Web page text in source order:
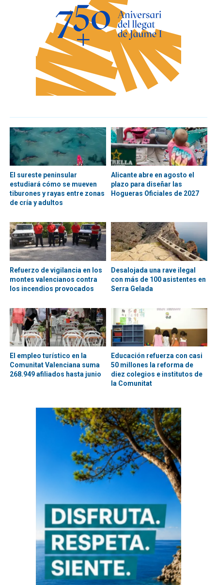
El sureste peninsular
estudiará cómo se mueven
tiburones y rayas entre zonas
de cría y adultos
Alicante abre en agosto el
plazo para diseñar las
Hogueras Oficiales de 2027
Refuerzo de vigilancia en los
montes valencianos contra
los incendios provocados
Desalojada una rave ilegal
con más de 100 asistentes en
Serra Gelada
El empleo turístico en la
Comunitat Valenciana suma
268.949 afiliados hasta junio
Educación refuerza con casi
50 millones la reforma de
diez colegios e institutos de
la Comunitat